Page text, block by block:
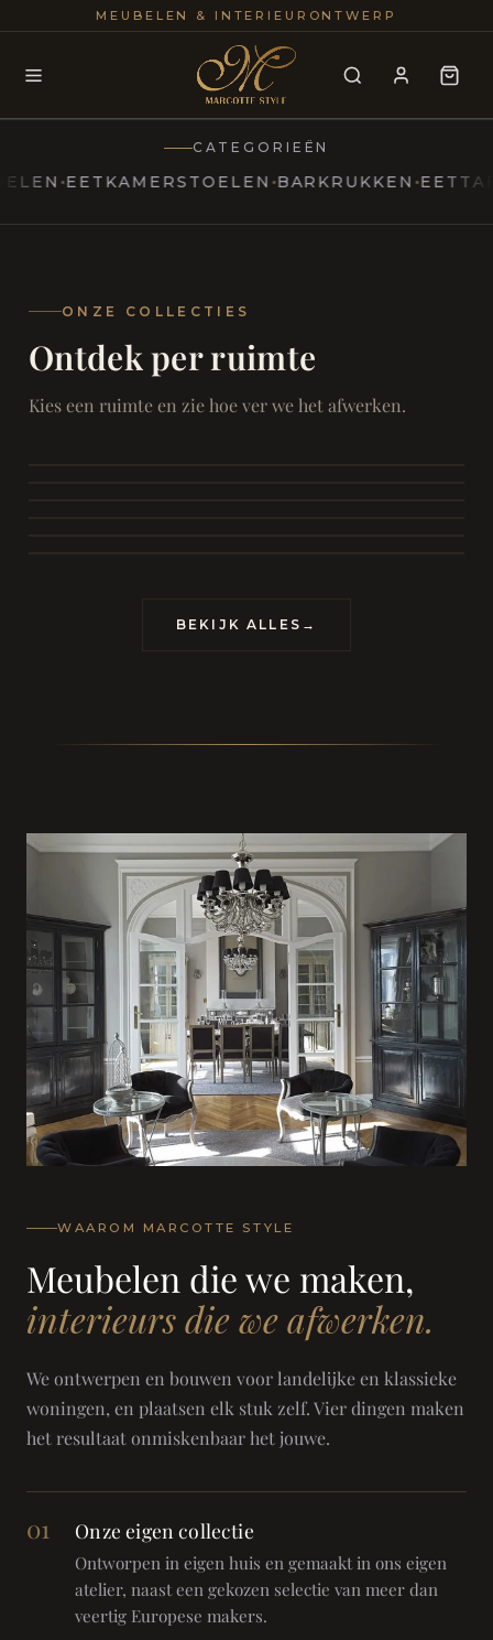
MEUBELEN & INTERIEURONTWERP
Modern
Marcottestyle Living
25+
CATEGORIEËN
EETKAMERSTOELEN BARKRUKKEN EETTAFELS
ONZE COLLECTIES
Ontdek per ruimte
Kies een ruimte en zie hoe ver we het afwerken.
SAMEN ONTSPANNEN
Woonkamer
Eetkamer
RUST EN RETRAITE
BEKIJK ALLES →
WAAROM MARCOTTE STYLE
Meubelen die we maken,
interieurs die we afwerken.
We ontwerpen en bouwen voor landelijke en klassieke
woningen, en plaatsen elk stuk zelf. Vier dingen maken
het resultaat onmiskenbaar het jouwe.
01 Onze eigen collectie
Ontworpen in eigen huis en gemaakt in ons eigen
atelier, naast een gekozen selectie van meer dan
veertig Europese makers.